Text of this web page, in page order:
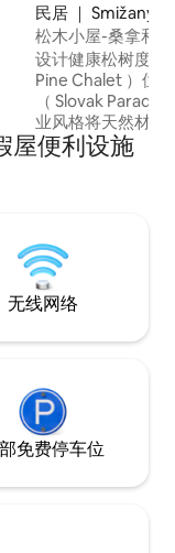
民居 ｜ Smižany
松木小屋-桑拿和
设计健康松树度假
Pine Chalet ）位
（ Slovak
业风格将天然材料
造出视觉上有吸引
加。 设有厨房、
浴缸。
屋便利设施
无线网络
免费停车位